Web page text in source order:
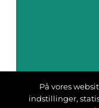
På vores
indstillinger,